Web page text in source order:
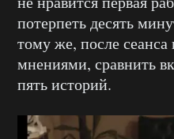
потерпеть десять
тому же, после сеанса
мнениями, сравнить
пять историй.